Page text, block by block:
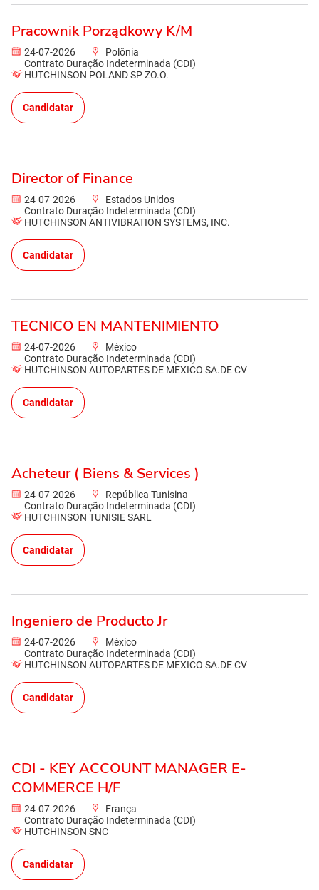
Pracownik Porządkowy K/M
24-07-2026
Polônia
Contrato Duração Indeterminada (CDI)
HUTCHINSON POLAND SP ZO.O.
Candidatar
Director of Finance
24-07-2026
Estados Unidos
Contrato Duração Indeterminada (CDI)
HUTCHINSON ANTIVIBRATION SYSTEMS, INC.
Candidatar
TECNICO EN MANTENIMIENTO
24-07-2026
México
Contrato Duração Indeterminada (CDI)
HUTCHINSON AUTOPARTES DE MEXICO SA.DE CV
Candidatar
Acheteur ( Biens & Services )
24-07-2026
República Tunisina
Contrato Duração Indeterminada (CDI)
HUTCHINSON TUNISIE SARL
Candidatar
Ingeniero de Producto Jr
24-07-2026
México
Contrato Duração Indeterminada (CDI)
HUTCHINSON AUTOPARTES DE MEXICO SA.DE CV
Candidatar
CDI - KEY ACCOUNT MANAGER E-
COMMERCE H/F
24-07-2026
França
Contrato Duração Indeterminada (CDI)
HUTCHINSON SNC
Candidatar